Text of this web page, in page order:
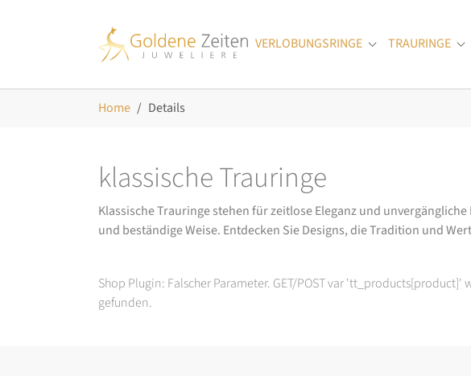
VERLOBUNGSRINGE
Submenu for
TRAURINGE
Home Details
klassische Trauringe
Klassische Trauringe stehen für zeitlose Eleganz und
und beständige Weise. Entdecken Sie Designs, die Tradition und
Shop Plugin: Falscher Parameter. GET/POST var
gefunden.